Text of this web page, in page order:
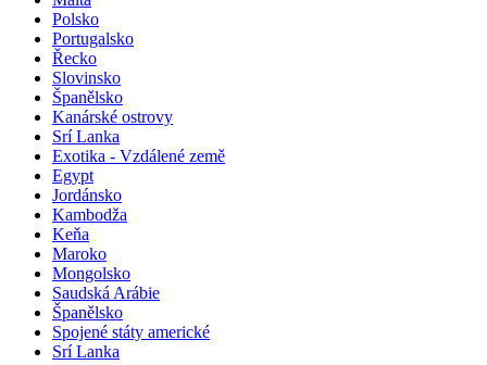
Polsko
Portugalsko
Řecko
Slovinsko
Španělsko
Kanárské ostrovy
Srí Lanka
Exotika - Vzdálené země
Egypt
Jordánsko
Kambodža
Keňa
Maroko
Mongolsko
Saudská Arábie
Španělsko
Spojené státy americké
Srí Lanka